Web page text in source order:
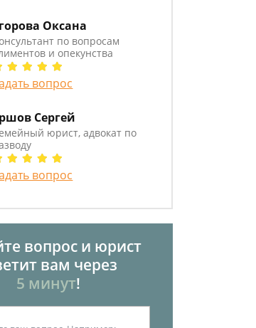
Оксана
по вопросам
и опекунства
вопрос
Сергей
юрист, адвокат по
вопрос
вопрос и юрист
вам через
5 минут!